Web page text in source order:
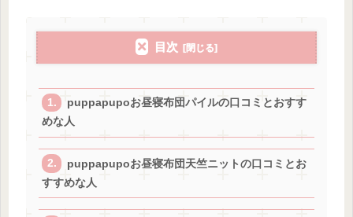
目次
puppapupoお昼寝布団パイルの口コミとおすす
めな人
puppapupoお昼寝布団天竺ニットの口コミとお
すすめな人